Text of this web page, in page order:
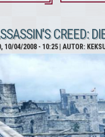
Creed: 50
neue
Screenshots
CREED:
10/04/2008 - 10:25| AUTOR: